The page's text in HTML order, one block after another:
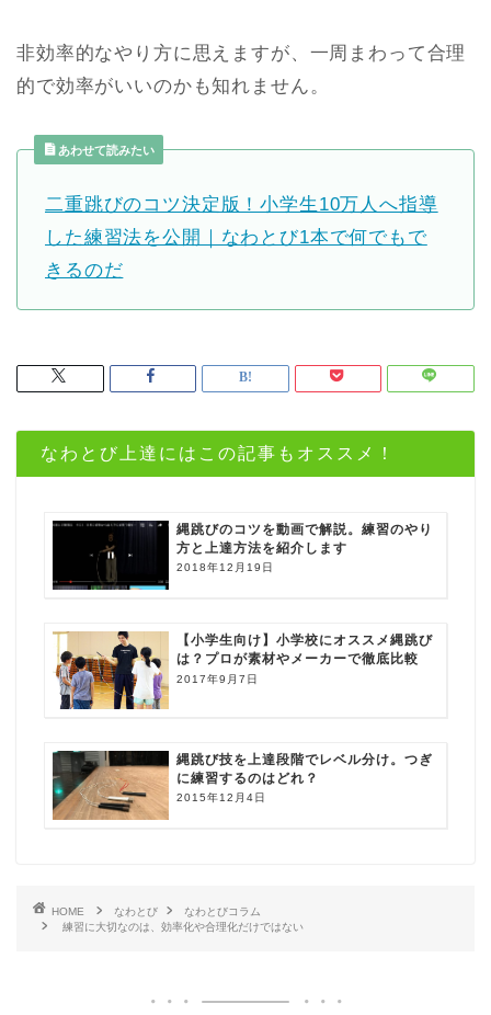
非効率的なやり方に思えますが、一周まわって合理
的で効率がいいのかも知れません。
あわせて読みたい
二重跳びのコツ決定版！小学生10万人へ指導
した練習法を公開｜なわとび1本で何でもで
きるのだ
なわとび上達にはこの記事もオススメ！
縄跳びのコツを動画で解説。練習のやり
方と上達方法を紹介します
2018年12月19日
【小学生向け】小学校にオススメ縄跳び
は？プロが素材やメーカーで徹底比較
2017年9月7日
縄跳び技を上達段階でレベル分け。つぎ
に練習するのはどれ？
2015年12月4日
HOME なわとび
なわとびコラム
練習に大切なのは、効率化や合理化だけではない